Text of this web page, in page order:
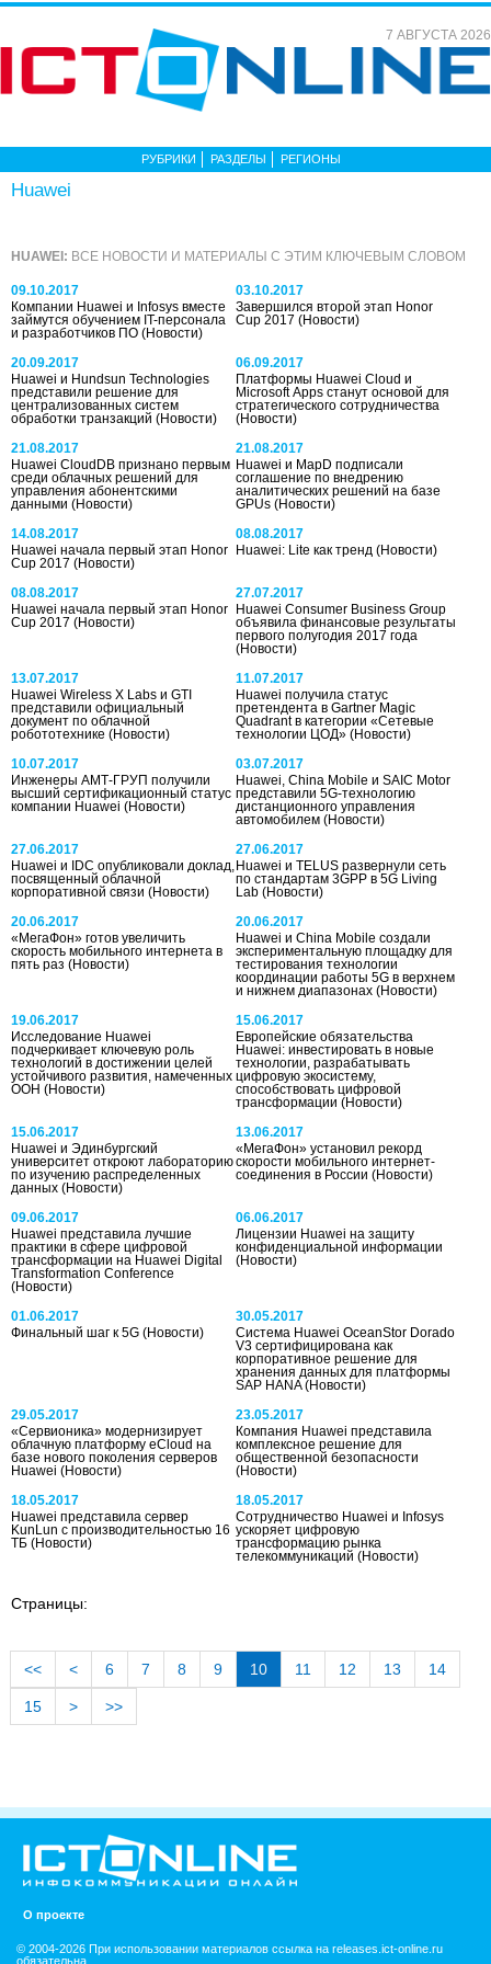
7 АВГУСТА 2026
РУБРИКИ РАЗДЕЛЫ РЕГИОНЫ
Huawei
HUAWEI: ВСЕ НОВОСТИ И МАТЕРИАЛЫ С ЭТИМ КЛЮЧЕВЫМ СЛОВОМ
09.10.2017
Компании Huawei и Infosys вместе
займутся обучением IT-персонала
и разработчиков ПО (Новости)
03.10.2017
Завершился второй этап Honor
Cup 2017(Новости)
20.09.2017
Huawei и Hundsun Technologies
представили решение для
централизованных систем
обработки транзакций (Новости)
06.09.2017
Платформы Huawei Cloud и
Microsoft Apps станут основой для
стратегического сотрудничества
(Новости)
21.08.2017
Huawei CloudDB признано первым
среди облачных решений для
управления абонентскими
данными (Новости)
21.08.2017
Huawei и MapD подписали
соглашение по внедрению
аналитических решений на базе
GPUs(Новости)
14.08.2017
Huawei начала первый этап Honor
Cup 2017 (Новости)
08.08.2017
Huawei: Lite как тренд(Новости)
08.08.2017
Huawei начала первый этап Honor
Cup 2017 (Новости)
27.07.2017
Huawei Consumer Business Group
объявила финансовые результаты
первого полугодия 2017 года
(Новости)
13.07.2017
Huawei Wireless X Labs и GTI
представили официальный
документ по облачной
робототехнике (Новости)
11.07.2017
Huawei получила статус
претендента в Gartner Magic
Quadrant в категории «Сетевые
технологии ЦОД»(Новости)
10.07.2017
Инженеры АМТ-ГРУП получили
высший сертификационный статус
компании Huawei (Новости)
03.07.2017
Huawei, China Mobile и SAIC Motor
представили 5G-технологию
дистанционного управления
автомобилем(Новости)
27.06.2017
Huawei и IDC опубликовали доклад,
посвященный облачной
корпоративной связи (Новости)
27.06.2017
Huawei и TELUS развернули сеть
по стандартам 3GPP в 5G Living
Lab(Новости)
20.06.2017
«МегаФон» готов увеличить
скорость мобильного интернета в
пять раз (Новости)
20.06.2017
Huawei и China Mobile создали
экспериментальную площадку для
тестирования технологии
координации работы 5G в верхнем
и нижнем диапазонах(Новости)
19.06.2017
Исследование Huawei
подчеркивает ключевую роль
технологий в достижении целей
устойчивого развития, намеченных
ООН (Новости)
15.06.2017
Европейские обязательства
Huawei: инвестировать в новые
технологии, разрабатывать
цифровую экосистему,
способствовать цифровой
трансформации(Новости)
15.06.2017
Huawei и Эдинбургский
университет откроют лабораторию
по изучению распределенных
данных (Новости)
13.06.2017
«МегаФон» установил рекорд
скорости мобильного интернет-
соединения в России(Новости)
09.06.2017
Huawei представила лучшие
практики в сфере цифровой
трансформации на Huawei Digital
Transformation Conference
(Новости)
06.06.2017
Лицензии Huawei на защиту
конфиденциальной информации
(Новости)
01.06.2017
Финальный шаг к 5G (Новости)
30.05.2017
Система Huawei OceanStor Dorado
V3 сертифицирована как
корпоративное решение для
хранения данных для платформы
SAP HANA(Новости)
29.05.2017
«Сервионика» модернизирует
облачную платформу eCloud на
базе нового поколения серверов
Huawei (Новости)
23.05.2017
Компания Huawei представила
комплексное решение для
общественной безопасности
(Новости)
18.05.2017
Huawei представила сервер
KunLun с производительностью 16
ТБ (Новости)
18.05.2017
Сотрудничество Huawei и Infosys
ускоряет цифровую
трансформацию рынка
телекоммуникаций(Новости)
Страницы:
<< < 6 7 8 9 10 11 12 13 14
15 > >>
О проекте
© 2004-2026 При использовании материалов ссылка на releases.ict-online.ru
обязательна